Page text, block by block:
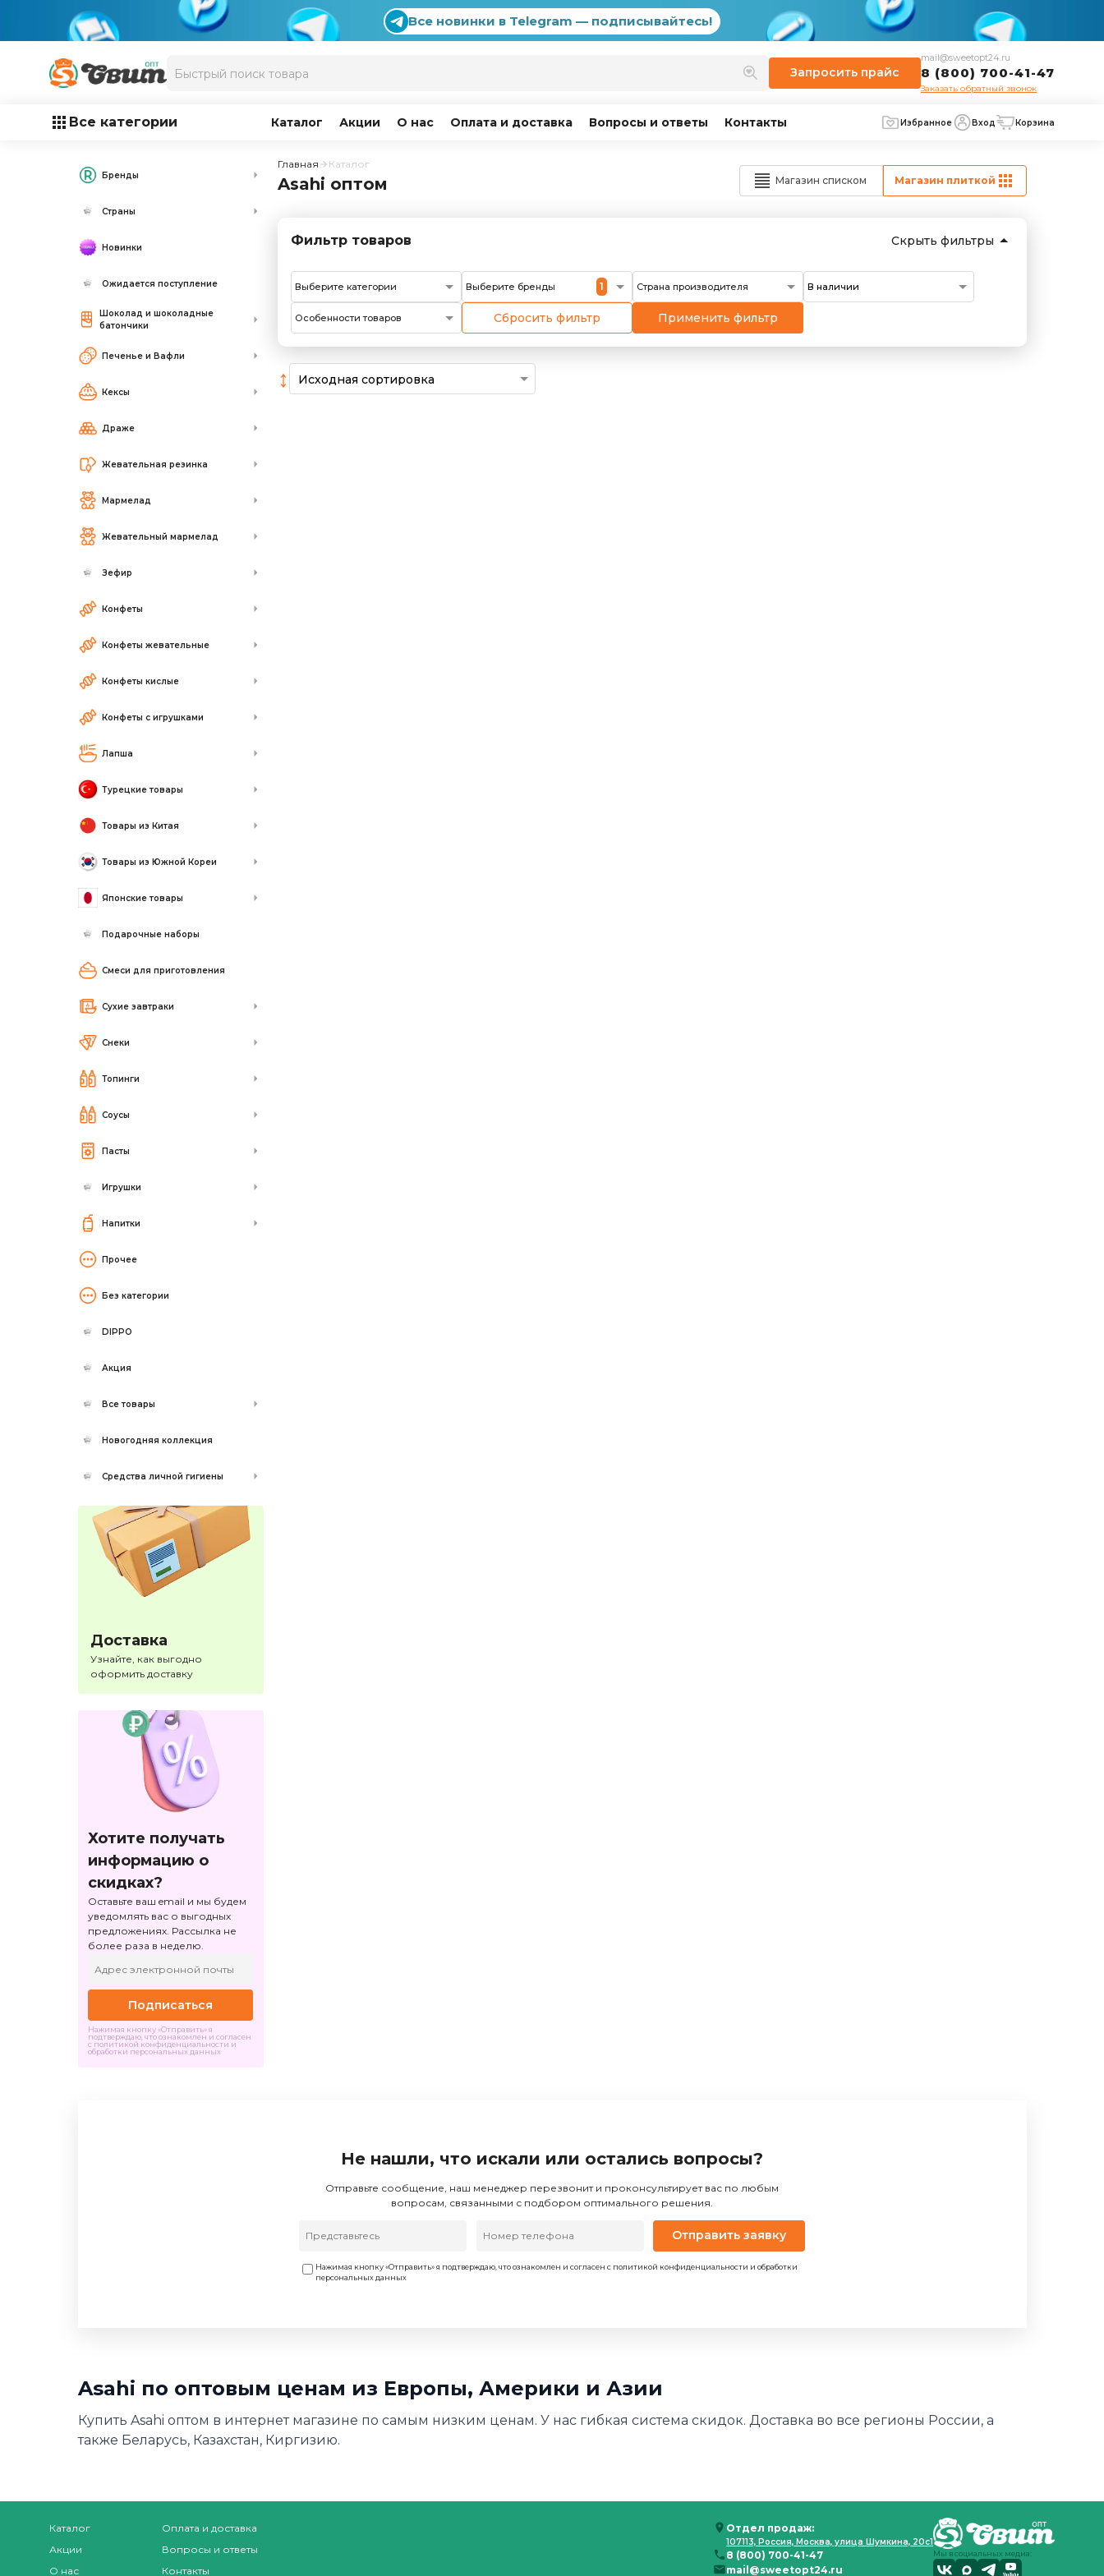
Все новинки в Telegram — подписывайтесь!
Запросить прайс
mail@sweetopt24.ru
8 (800) 700-41-47
Заказать обратный звонок
Все категории Каталог Акции О нас Оплата и доставка Вопросы и ответы Контакты Избранное Вход Корзина
Бренды
Страны
Новинки
Ожидается поступление
Шоколад и шоколадные
батончики
Печенье и Вафли
Кексы
Драже
Жевательная резинка
Мармелад
Жевательный мармелад
Зефир
Конфеты
Конфеты жевательные
Конфеты кислые
Конфеты с игрушками
Лапша
Турецкие товары
Товары из Китая
Товары из Южной Кореи
Японские товары
Подарочные наборы
Смеси для приготовления
Сухие завтраки
Снеки
Топинги
Соусы
Пасты
Игрушки
Напитки
Прочее
Без категории
DIPPO
Акция
Все товары
Новогодняя коллекция
Средства личной гигиены
Доставка
Узнайте, как выгодно
оформить доставку
Хотите получать
информацию о
скидках?
Оставьте ваш email и мы будем
уведомлять вас о выгодных
предложениях. Рассылка не
более раза в неделю.
Подписаться
Нажимая кнопку «Отправить» я
подтверждаю, что ознакомлен и согласен
с политикой конфиденциальности и
обработки персональных данных
Главная Каталог
Asahi оптом Магазин списком Магазин плиткой
Фильтр товаров Скрыть фильтры
Выберите категории Выберите бренды 1 Страна производителя
Особенности товаров Сбросить фильтр Применить фильтр
↕
Не нашли, что искали или остались вопросы?
Отправьте сообщение, наш менеджер перезвонит и проконсультирует вас по любым
вопросам, связанными с подбором оптимального решения.
Отправить заявку
Нажимая кнопку «Отправить» я подтверждаю, что ознакомлен и согласен с политикой конфиденциальности и обработки
персональных данных
Asahi по оптовым ценам из Европы, Америки и Азии
Купить Asahi оптом в интернет магазине по самым низким ценам. У нас гибкая система скидок. Доставка во все регионы России, а
также Беларусь, Казахстан, Киргизию.
Каталог
Акции
О нас
Оплата и доставка
Вопросы и ответы
Контакты
Отдел продаж:
107113, Россия, Москва, улица Шумкина, 20с1
8 (800) 700-41-47
mail@sweetopt24.ru
Мы в социальных медиа: